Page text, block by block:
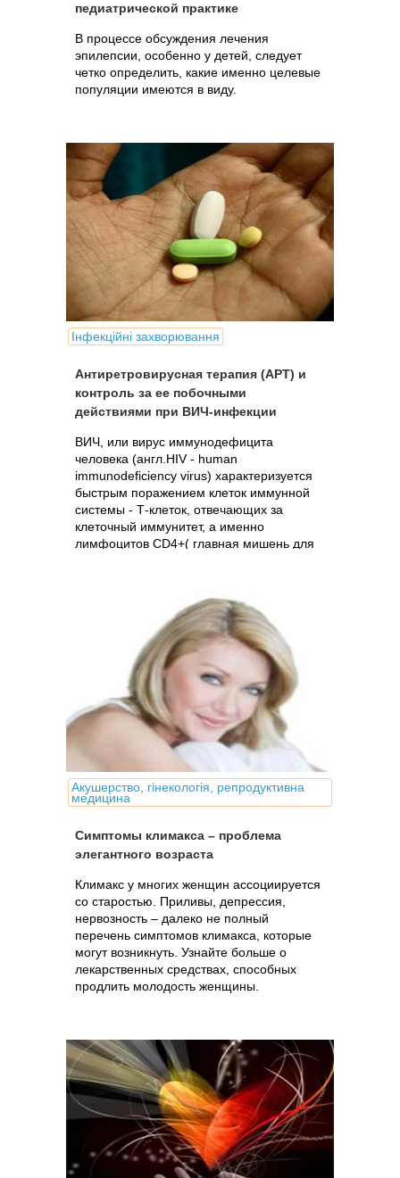
педиатрической практике
В процессе обсуждения лечения
эпилепсии, особенно у детей, следует
четко определить, какие именно целевые
популяции имеются в виду.
Інфекційні захворювання
Антиретровирусная терапия (АРТ) и
контроль за ее побочными
действиями при ВИЧ-инфекции
ВИЧ, или вирус иммунодефицита
человека (англ.HIV - human
immunodeficiency virus) характеризуется
быстрым поражением клеток иммунной
системы - Т-клеток, отвечающих за
клеточный иммунитет, а именно
лимфоцитов CD4+( главная мишень для
Акушерство, гінекологія, репродуктивна
медицина
Симптомы климакса – проблема
элегантного возраста
Климакс у многих женщин ассоциируется
со старостью. Приливы, депрессия,
нервозность – далеко не полный
перечень симптомов климакса, которые
могут возникнуть. Узнайте больше о
лекарственных средствах, способных
продлить молодость женщины.